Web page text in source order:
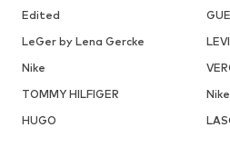
Edited
LeGer by Lena Gercke
Nike
TOMMY HILFIGER
HUGO